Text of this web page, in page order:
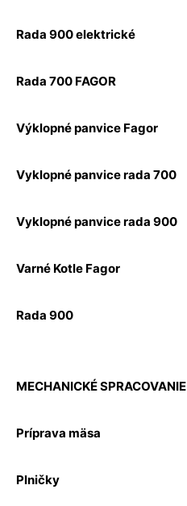
Rada 900 elektrické
Rada 700 FAGOR
Výklopné panvice Fagor
Vyklopné panvice rada 700
Vyklopné panvice rada 900
Varné Kotle Fagor
Rada 900
MECHANICKÉ SPRACOVANIE
Príprava mäsa
Plničky